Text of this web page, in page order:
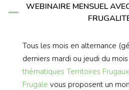
WEBINAIRE MENSUEL
Tous les mois en alternance
derniers mardi ou jeudi du
thématiques Territoires Frugaux
Frugale vous proposent un